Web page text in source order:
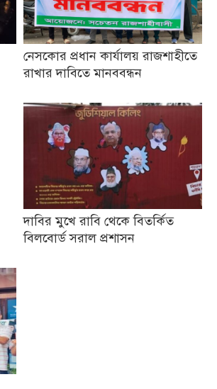
নেসকোর প্রধান কার্যালয় রাজশাহীতে
রাখার দাবিতে মানববন্ধন
দাবির মুখে রাবি থেকে বিতর্কিত
বিলবোর্ড সরাল প্রশাসন